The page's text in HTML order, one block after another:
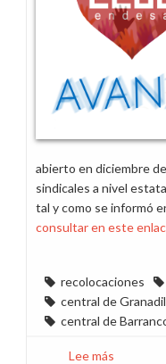
abierto en diciembre
sindicales a nivel
tal y como se informó
consultar en este
recolocaciones
central de
central de
Lee más